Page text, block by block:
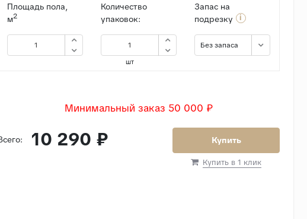
Площадь пола,
м2
Количество
упаковок:
шт
Запас на
подрезку
i
Без запаса
Минимальный заказ 50 000 ₽
10 290 ₽ Купить
Купить в 1 клик